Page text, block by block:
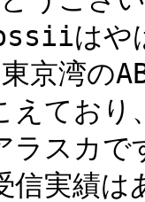
はやは
京湾の
ており
スカで
信実績